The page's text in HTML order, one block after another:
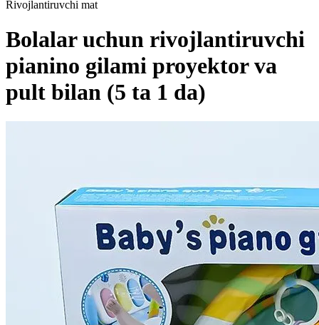
Rivojlantiruvchi mat
Bolalar uchun rivojlantiruvchi
pianino gilami proyektor va
pult bilan (5 ta 1 da)